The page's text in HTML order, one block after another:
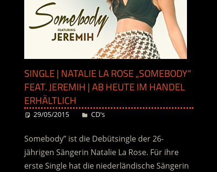
SINGLE | NATALIE LA ROSE „SOMEBODY“
FEAT. JEREMIH | AB HEUTE IM HANDEL
ERHÄLTLICH
29/05/2015 Desiree
CD's
Somebody” ist die Debütsingle der 26-
jährigen Sängerin Natalie La Rose. Für ihre
erste Single hat die niederländische Sängerin